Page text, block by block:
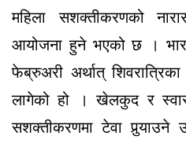
महिला सशक्तीकरणको
आयोजना हुने भएको छ ।
फेब्रुअरी अर्थात्
लागेको हो । खेलकुद र
सशक्तीकरणमा टेवा पुर्‍याउने